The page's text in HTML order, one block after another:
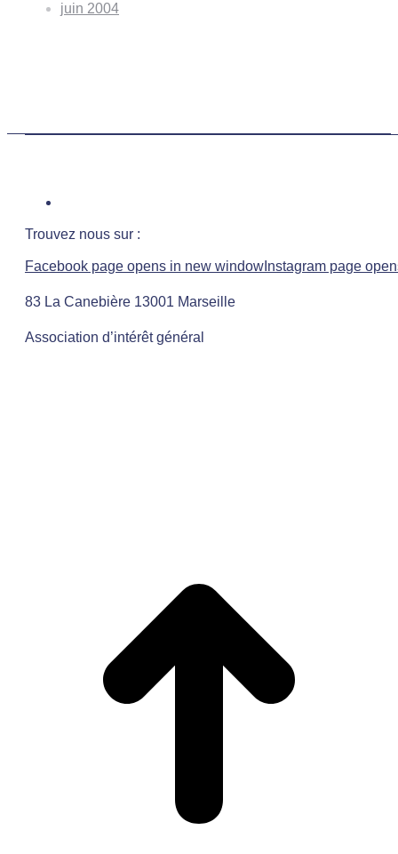
juin 2004
Trouvez nous sur :
Facebook page opens in new window Instagram page
83 La Canebière 13001 Marseille
Association d’intérêt général